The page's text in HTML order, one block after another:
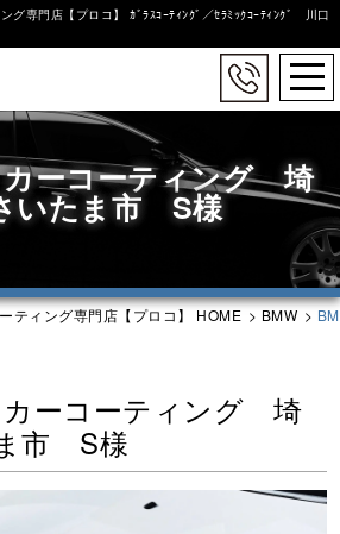
グ専門店【プロコ】 ｶﾞﾗｽｺｰﾃｨﾝｸﾞ／ｾﾗﾐｯｸｺｰﾃｨﾝｸﾞ 川口
ーコーティング 埼
いたま市 S様
ティング専門店【プロコ】 HOME > BMW >
ーコーティング 埼
市 S様